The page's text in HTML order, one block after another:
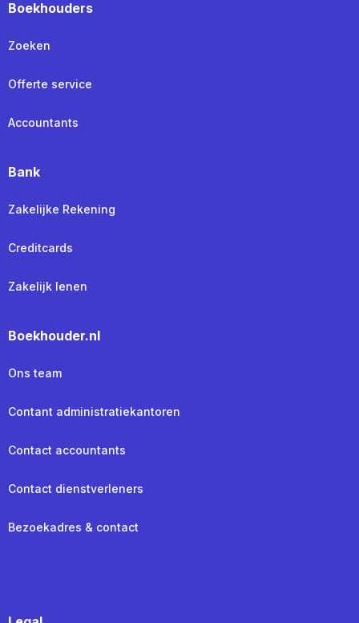
Boekhouders
Zoeken
Offerte service
Accountants
Bank
Zakelijke Rekening
Creditcards
Zakelijk lenen
Boekhouder.nl
Ons team
Contant administratiekantoren
Contact accountants
Contact dienstverleners
Bezoekadres & contact